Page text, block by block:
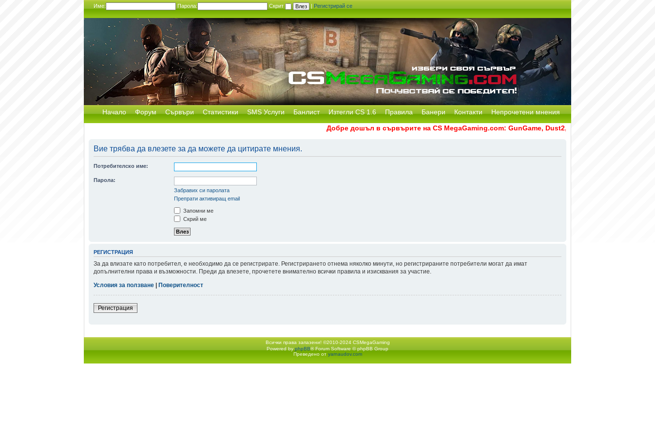
Име: Парола: Скрит | Регистрирай се
Начало Форум Сървъри Статистики SMS Услуги Банлист Изтегли CS 1.6 Правила Банери Контакти Непрочетени мнения
Добре дошъл в сървърите на CS MegaGaming.com: GunGame, Dust2, CS:GO Remake [Multi-
Вие трябва да влезете за да можете да цитирате мнения.
Потребителско име:
Парола:
Забравих си паролата
Препрати активиращ email
Запомни ме
Скрий ме
РЕГИСТРАЦИЯ
За да влизате като потребител, е необходимо да се регистрирате. Регистрирането отнема няколко минути, но регистрираните потребители могат да имат
допълнителни права и възможности. Преди да влезете, прочетете внимателно всички правила и изисквания за участие.
Условия за ползване | Поверителност
Регистрация
Всички права запазени! ©2010-2024 CSMegaGaming
Начало форум Екип•Изтрий всички бисквитки• Часовете са според зоната UTC + 2 часа [DST]
Powered by phpBB® Forum Software © phpBB Group
Преведено от yarnaudov.com